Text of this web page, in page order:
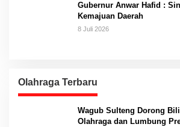
Gubernur Anwar Hafid :
Kemajuan Daerah
8 Juli 2026
Olahraga Terbaru
Wagub Sulteng Dorong
Olahraga dan Lumbung